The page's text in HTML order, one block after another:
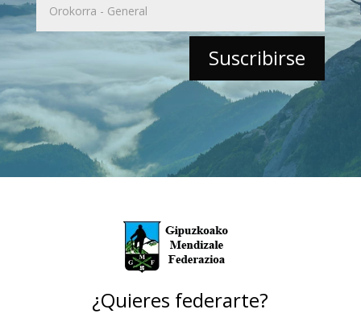
¿Quieres federarte?